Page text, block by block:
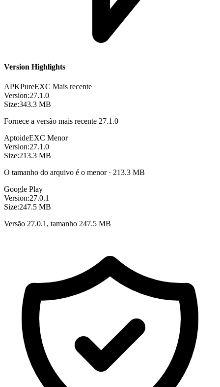
Version Highlights
APKPureEXC Mais recente
Version:27.1.0
Size:343.3 MB
Fornece a versão mais recente 27.1.0
AptoideEXC Menor
Version:27.1.0
Size:213.3 MB
O tamanho do arquivo é o menor · 213.3 MB
Google Play
Version:27.0.1
Size:247.5 MB
Versão 27.0.1, tamanho 247.5 MB